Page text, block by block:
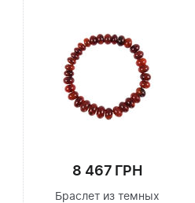
8 467 ГРН
Браслет из темных